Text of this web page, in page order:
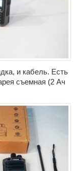
и кабель. Есть
съемная (2 Ач